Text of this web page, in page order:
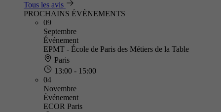
Tous les avis
PROCHAINS ÉVÈNEMENTS
09
Septembre
Événement
EPMT - École de Paris des Métiers de la Table
Paris
13:00 - 15:00
04
Novembre
Événement
ECOR Paris